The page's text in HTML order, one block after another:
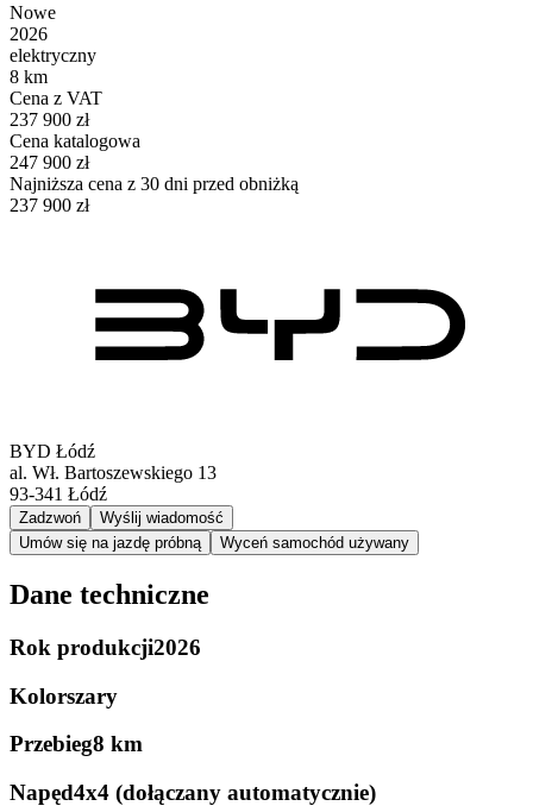
Nowe
2026
elektryczny
8 km
Cena z VAT
237 900 zł
Cena katalogowa
247 900 zł
Najniższa cena z 30 dni przed obniżką
237 900 zł
BYD Łódź
al. Wł. Bartoszewskiego 13
93-341 Łódź
Zadzwoń
Wyślij wiadomość
Umów się na jazdę próbną
Wyceń samochód używany
Dane techniczne
Rok produkcji2026
Kolorszary
Przebieg8 km
Napęd4x4 (dołączany automatycznie)